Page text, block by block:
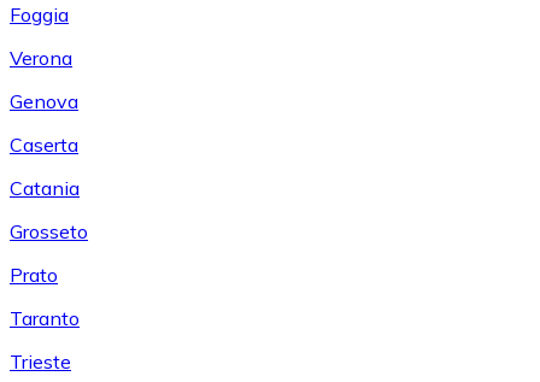
Foggia
Verona
Genova
Caserta
Catania
Grosseto
Prato
Taranto
Trieste